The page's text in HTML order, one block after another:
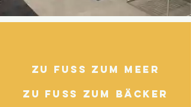
zu Fuss zum Meer
zu Fuss zum Bäcker